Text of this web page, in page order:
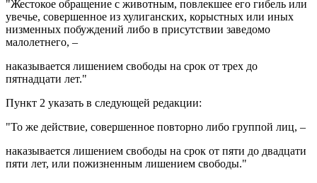
"Жестокое обращение с животным, повлекшее его гибель или
увечье, совершенное из хулиганских, корыстных или иных
низменных побуждений либо в присутствии заведомо
малолетнего, –
наказывается лишением свободы на срок от трех до
пятнадцати лет."
Пункт 2 указать в следующей редакции:
"То же действие, совершенное повторно либо группой лиц, –
наказывается лишением свободы на срок от пяти до двадцати
пяти лет, или пожизненным лишением свободы."